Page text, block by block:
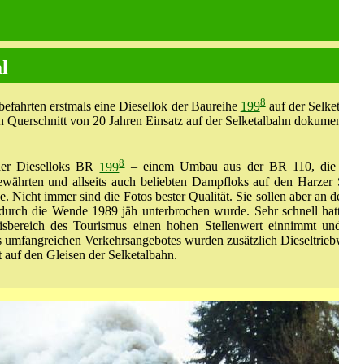
erstmals eine Diesellok der Baureihe 1998auf der
von 20 Jahren Einsatz auf der Selketalbahn
Dieselloks BR 1998– einem Umbau aus der BR 110, die
und allseits auch beliebten Dampfloks auf den
Nicht immer sind die Fotos bester Qualität. Sie sollen aber an
die Wende 1989 jäh unterbrochen wurde. Sehr schnell
des Tourismus einen hohen Stellenwert einnimmt
Verkehrsangebotes wurden zusätzlich
den Gleisen der Selketalbahn.